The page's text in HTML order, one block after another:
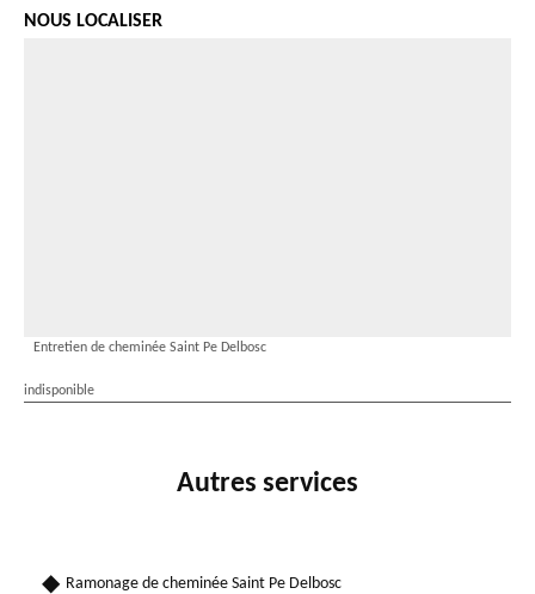
NOUS LOCALISER
Entretien de cheminée Saint Pe Delbosc
indisponible
Autres services
Ramonage de cheminée Saint Pe Delbosc